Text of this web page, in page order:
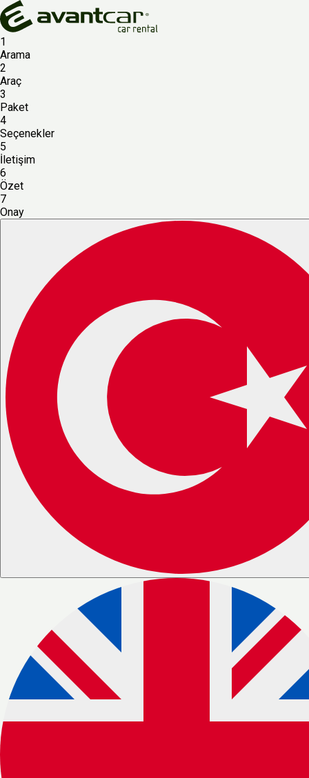
1
Arama
2
Araç
3
Paket
4
Seçenekler
5
İletişim
6
Özet
7
Onay